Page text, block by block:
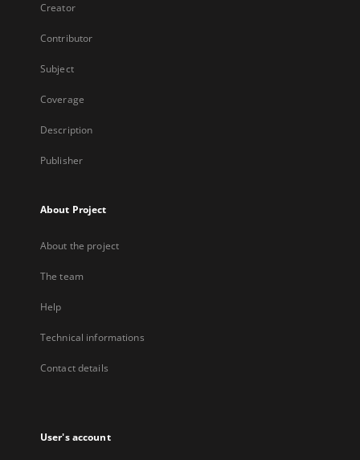
Creator
Contributor
Subject
Coverage
Description
Publisher
About Project
About the project
The team
Help
Technical informations
Contact details
User's account